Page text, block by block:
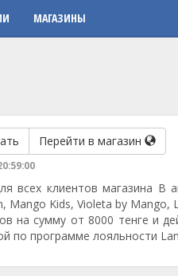
МАГАЗИНЫ
Перейти в магазин
всех клиентов магазина В
Kids, Violeta by
на сумму от 8000 тенге и
по программе лояльности